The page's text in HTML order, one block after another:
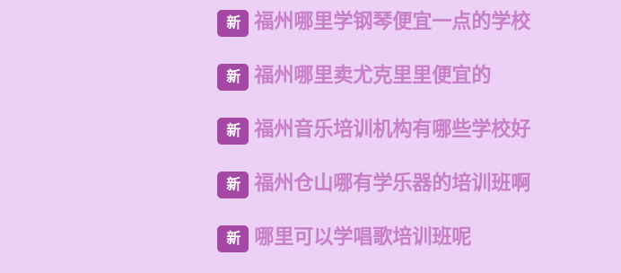
新 福州哪里学钢琴便宜一点的学校
新 福州哪里卖尤克里里便宜的
新 福州音乐培训机构有哪些学校好
新 福州仓山哪有学乐器的培训班啊
新 哪里可以学唱歌培训班呢